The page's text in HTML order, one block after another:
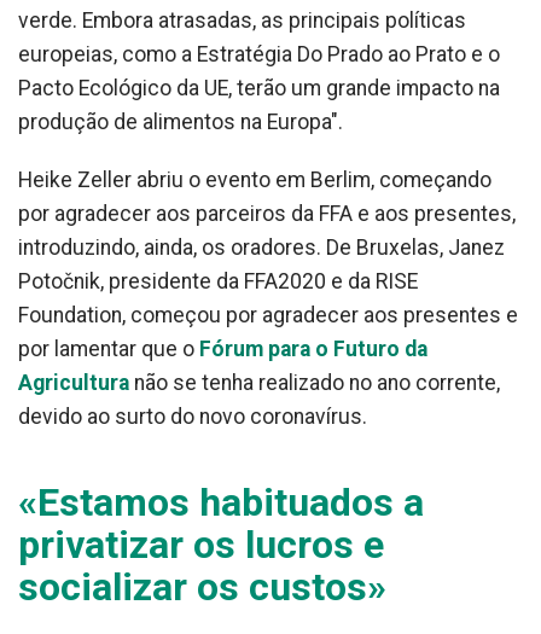
verde. Embora atrasadas, as principais políticas
europeias, como a Estratégia Do Prado ao Prato e o
Pacto Ecológico da UE, terão um grande impacto na
produção de alimentos na Europa".
Heike Zeller abriu o evento em Berlim, começando
por agradecer aos parceiros da FFA e aos presentes,
introduzindo, ainda, os oradores. De Bruxelas, Janez
Potočnik, presidente da FFA2020 e da RISE
Foundation, começou por agradecer aos presentes e
por lamentar que o Fórum para o Futuro da
Agricultura não se tenha realizado no ano corrente,
devido ao surto do novo coronavírus.
«Estamos habituados a
privatizar os lucros e
socializar os custos»